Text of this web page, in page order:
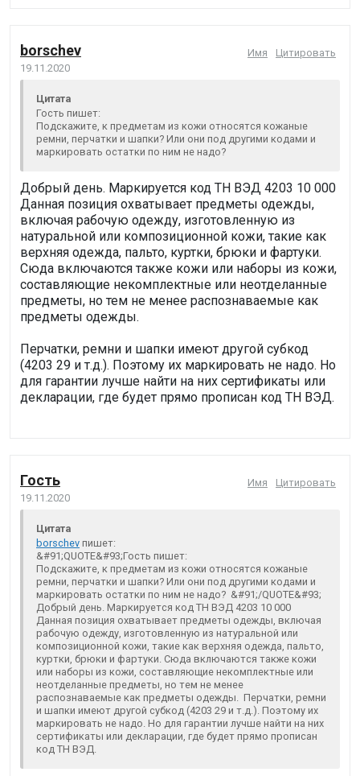
borschev
19.11.2020
Имя Цитировать
Цитата
Гость пишет:
Подскажите, к предметам из кожи относятся кожаные
ремни, перчатки и шапки? Или они под другими кодами и
маркировать остатки по ним не надо?
Добрый день. Маркируется код ТН ВЭД 4203 10 000
Данная позиция охватывает предметы одежды,
включая рабочую одежду, изготовленную из
натуральной или композиционной кожи, такие как
верхняя одежда, пальто, куртки, брюки и фартуки.
Сюда включаются также кожи или наборы из кожи,
составляющие некомплектные или неотделанные
предметы, но тем не менее распознаваемые как
предметы одежды.
Перчатки, ремни и шапки имеют другой субкод
(4203 29 и т.д.). Поэтому их маркировать не надо. Но
для гарантии лучше найти на них сертификаты или
декларации, где будет прямо прописан код ТН ВЭД.
Гость
19.11.2020
Имя Цитировать
Цитата
borschev пишет:
&#91;QUOTE&#93;Гость пишет:
Подскажите, к предметам из кожи относятся кожаные
ремни, перчатки и шапки? Или они под другими кодами и
маркировать остатки по ним не надо? &#91;/QUOTE&#93;
Добрый день. Маркируется код ТН ВЭД 4203 10 000
Данная позиция охватывает предметы одежды, включая
рабочую одежду, изготовленную из натуральной или
композиционной кожи, такие как верхняя одежда, пальто,
куртки, брюки и фартуки. Сюда включаются также кожи
или наборы из кожи, составляющие некомплектные или
неотделанные предметы, но тем не менее
распознаваемые как предметы одежды. Перчатки, ремни
и шапки имеют другой субкод (4203 29 и т.д.). Поэтому их
маркировать не надо. Но для гарантии лучше найти на них
сертификаты или декларации, где будет прямо прописан
код ТН ВЭД.